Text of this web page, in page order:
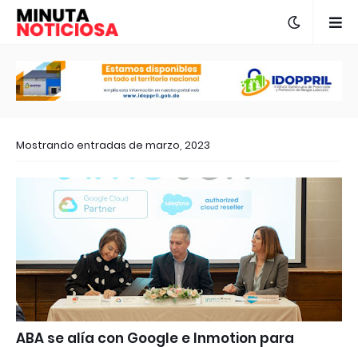
Mostrando entradas de marzo, 2023
ABA se alía con Google e Inmotion para